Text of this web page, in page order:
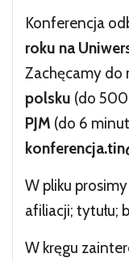
Konferencja
roku na
Zachęcamy do
polsku (do 500
PJM (do 6
W pliku
afiliacji; tytułu;
W kręgu